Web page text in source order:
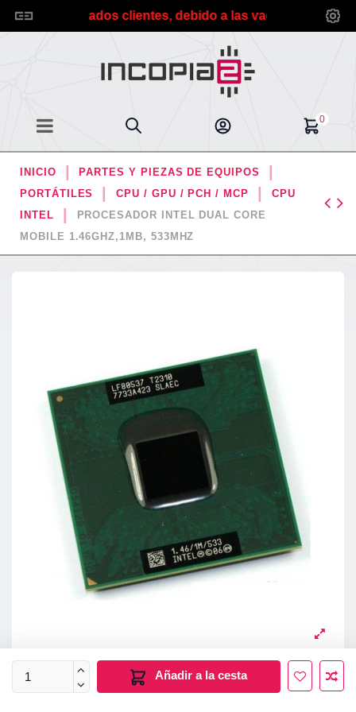
*** Estimados clientes, debido a las vacaciones de
0
INICIO
PARTES Y PIEZAS DE EQUIPOS
PORTÁTILES
CPU / GPU / PCH / MCP
CPU
INTEL
PROCESADOR INTEL DUAL CORE
MOBILE 1.46GHZ,1MB, 533MHZ
Añadir a la cesta